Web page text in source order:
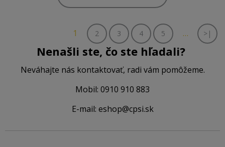
1 2 3 4 5 … >|
Nenašli ste, čo ste hľadali?
Neváhajte nás kontaktovať, radi vám pomôžeme.
Mobil: 0910 910 883
E-mail: eshop@cpsi.sk